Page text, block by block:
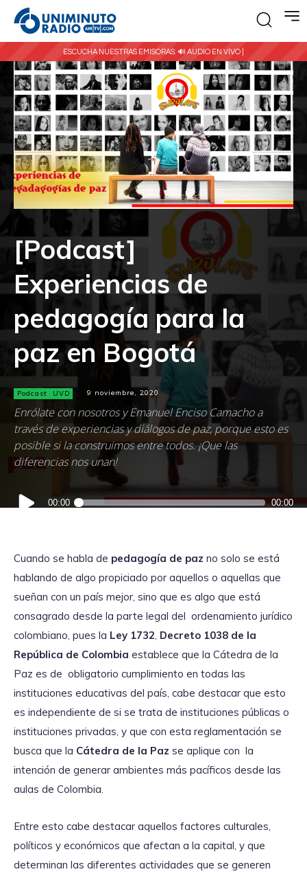
ESCUCHA NUESTRAS EMISORAS: 🔊 AUDIO EN VIVO |
[Podcast]
Experiencias de
pedagogía para la
paz en Bogotá
Podcast UVD 9 noviembre, 2020
Enrólate con nosotros y Emanuel Enciso Camacho a
través de experiencias y diálogos de paz, porque esto es
posible si la construimos entre todos. ¡Que las
diferencias nos unan!
Reproductor
de
00:00 00:00
Cuando se habla de pedagogía de paz no solo se está
hablando de algo propiciado por aquellos o aquellas que
sueñan con un país mejor, sino que es algo que está
consagrado desde la parte legal del ordenamiento jurídico
colombiano, pues la Ley 1732 Decreto 1038 de la
República de Colombia establece que la Cátedra de la
Paz es de obligatorio cumplimiento en todas las
instituciones educativas del país, cabe destacar que esto
es independiente de si se trata de instituciones públicas o
instituciones privadas, y que con esta reglamentación se
busca que la Cátedra de la Paz se aplique con la
intención de generar ambientes más pacíficos desde las
aulas de Colombia.
Entre esto cabe destacar aquellos factores culturales,
políticos y económicos que afectan a la capital, y que
determinan las diferentes actividades que se generen